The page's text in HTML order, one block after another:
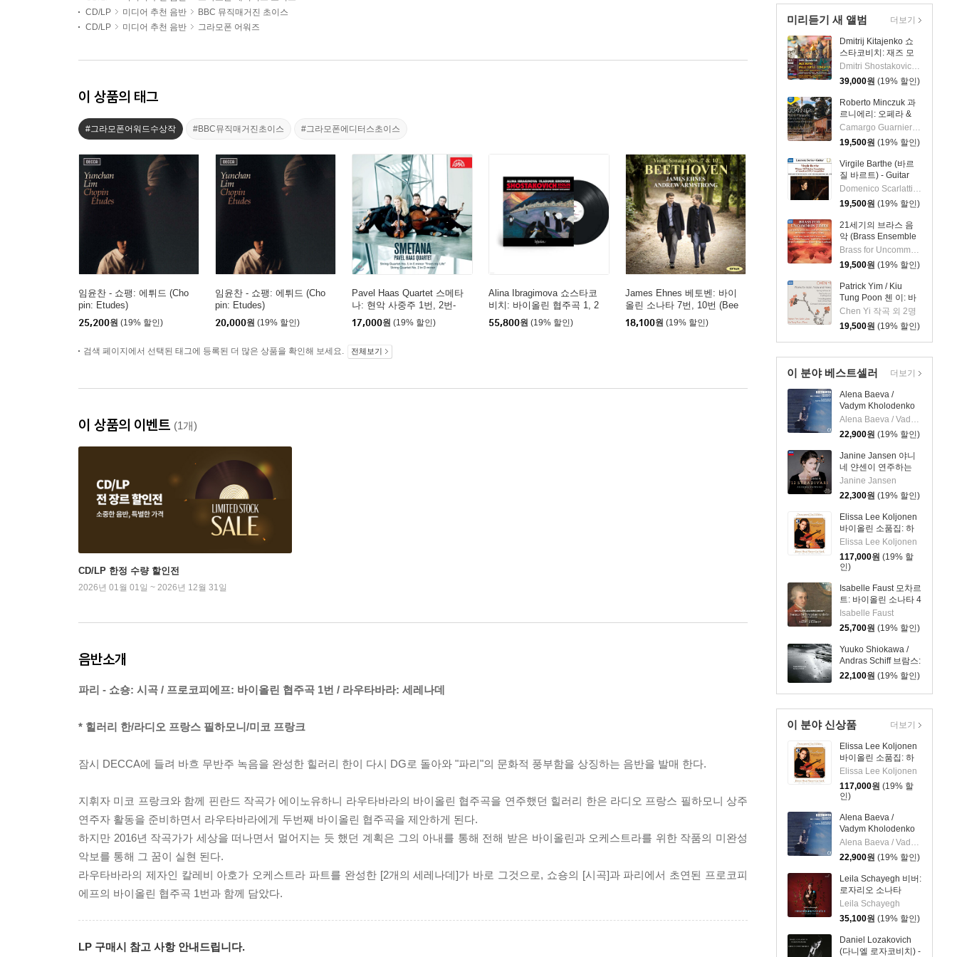
미리듣기 새 앨범
Dmitrij Kitajenko 쇼
스타코비치: 재즈 모
음곡, 발레 모음곡, 협
주곡들
(Shostakovich: Jazz
Suite; Ballet Suites;
Concertos)
Dmitri Shostakovich 작곡 외 6명
39,000원 (19% 할인)
Roberto Minczuk 과
르니에리: 오페라 &
관현악 작품집
(Guarnieri: Pedro
Malazarte)
Camargo Guarnieri 작곡 외 2명
19,500원 (19% 할인)
Virgile Barthe (바르
질 바르트) - Guitar
Recital (기타 리사이
틀)
Domenico Scarlatti 작곡 외 5명
19,500원 (19% 할인)
21세기의 브라스 음
악 (Brass Ensemble
Music - 21st Century)Brass for Uncommon Times 실내악
19,500원 (19% 할인)
Patrick Yim / Kiu
Tung Poon 첸 이: 바
이올린, 비올라, 피아
노 작품집 (Chen Yi:
Works For Violin,
Viola And Piano)
Chen Yi 작곡 외 2명
19,500원 (19% 할인)
더보기
이 분야 베스트셀러
Alena Baeva /
Vadym Kholodenko
베토벤: 바이올린 소
나타 5번 '봄', 9번 '크
로이처', 3번
(Beethoven: Violin
Sonatas Nos. 5
"Spring", 9 'Kreutzer"
& 3)
Alena Baeva / Vadym Kholodenko
22,900원 (19% 할인)
Janine Jansen 야니
네 얀센이 연주하는
12개의 스트라디바리
(12 Stradivari)
Janine Jansen
22,300원 (19% 할인)
Elissa Lee Koljonen
바이올린 소품집: 하
트브레이크
(Heartbreak:
Romantic Encores
For Violin) [투명 클리
어 컬러 2LP]
Elissa Lee Koljonen
117,000원 (19% 할
인)
Isabelle Faust 모차르
트: 바이올린 소나타 4
집 K. 296, 303, 380,
481 - 이자벨 파우스
트
Isabelle Faust
25,700원 (19% 할인)
Yuuko Shiokawa /
Andras Schiff 브람스:
바이올린 소나타 1번 /
타 2번 (Brahms /
Schumann: Violin
Sonatas)
22,100원 (19% 할인)
더보기
이 분야 신상품
Elissa Lee Koljonen
바이올린 소품집: 하
트브레이크
(Heartbreak:
Romantic Encores
For Violin) [투명 클리
어 컬러 2LP]
Elissa Lee Koljonen
117,000원 (19% 할
인)
Alena Baeva /
Vadym Kholodenko
베토벤: 바이올린 소
나타 5번 '봄', 9번 '크
로이처', 3번
(Beethoven: Violin
Sonatas Nos. 5
"Spring", 9 'Kreutzer"
& 3)
22,900원 (19% 할인)
Leila Schayegh 비버:
로자리오 소나타
(Biber: Rosary
Sonatas)
Leila Schayegh
35,100원 (19% 할인)
Daniel Lozakovich
(다니엘 로자코비치) -
더보기
CD/LP
미디어 추천 음반
BBC 뮤직매거진 초이스
CD/LP
미디어 추천 음반 그라모폰 어워즈
이 상품의 태그
#그라모폰어워드수상작 #BBC뮤직매거진초이스 #그라모폰에디터스초이스
임윤찬 - 쇼팽: 에튀드 (Cho
pin: Etudes)
25,200원 (19% 할인)
임윤찬 - 쇼팽: 에튀드 (Cho
pin: Etudes)
20,000원 (19% 할인)
Pavel Haas Quartet 스메타
나: 현악 사중주 1번, 2번-
파벨 하스 콰르텟 (Smetan
a: String Quartets)
17,000원 (19% 할인)
Alina Ibragimova 쇼스타코
비치: 바이올린 협주곡 1, 2
번 (Shostakovich: Violin Co
ncertos) [2LP]
55,800원 (19% 할인)
James Ehnes 베토벤: 바이
올린 소나타 7번, 10번 (Bee
thoven: Violin Sonatas)
18,100원 (19% 할인)
검색 페이지에서 선택된 태그에 등록된 더 많은 상품을 확인해 보세요. 전체보기
이 상품의 이벤트 (1개)
CD/LP 한정 수량 할인전
2026년 01월 01일 ~ 2026년 12월 31일
음반소개
파리 - 쇼숑: 시곡 / 프로코피에프: 바이올린 협주곡 1번 / 라우타바라: 세레나데
* 힐러리 한/라디오 프랑스 필하모니/미코 프랑크
잠시 DECCA에 들려 바흐 무반주 녹음을 완성한 힐러리 한이 다시 DG로 돌아와 "파리"의 문화적 풍부함을 상징하는 음반을 발매 한다.
지휘자 미코 프랑크와 함께 핀란드 작곡가 에이노유하니 라우타바라의 바이올린 협주곡을 연주했던 힐러리 한은 라디오 프랑스 필하모니 상주
연주자 활동을 준비하면서 라우타바라에게 두번째 바이올린 협주곡을 제안하게 된다.
하지만 2016년 작곡가가 세상을 떠나면서 멀어지는 듯 했던 계획은 그의 아내를 통해 전해 받은 바이올린과 오케스트라를 위한 작품의 미완성
악보를 통해 그 꿈이 실현 된다.
라우타바라의 제자인 칼레비 아호가 오케스트라 파트를 완성한 [2개의 세레나데]가 바로 그것으로, 쇼숑의 [시곡]과 파리에서 초연된 프로코피
에프의 바이올린 협주곡 1번과 함께 담았다.
LP 구매시 참고 사항 안내드립니다.